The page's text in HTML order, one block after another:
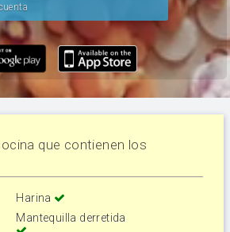
que contienen los
Harina
Mantequilla derretida